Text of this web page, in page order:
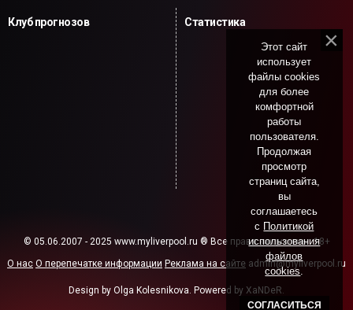
Клуб прогнозов Статистика
© 05.06.2007 - 2025 www.myliverpool.ru ® Все права защищены. 18+
О нас О перепечатке информации Реклама на сайте admin@myliverpool.ru
Design by Olga Kolesnikova. Powered by XaNDeR.
Этот сайт
использует
файлы cookies
для более
комфортной
работы
пользователя.
Продолжая
просмотр
страниц сайта,
вы
соглашаетесь
с Политикой
использования
файлов
cookies
СОГЛАСИТЬСЯ